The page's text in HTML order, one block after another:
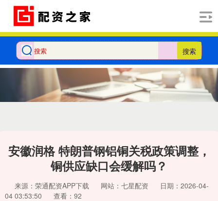
搜索
安徽润格 特朗普钢铝铜关税政策调整，
铜供应缺口会缓解吗？
来源：荣通配资APP下载 网站：七星配资
日期：2026-04-
04 03:53:50
查看：92